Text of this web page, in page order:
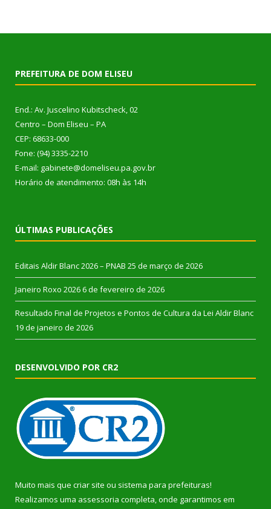
PREFEITURA DE DOM ELISEU
End.: Av. Juscelino Kubitscheck, 02
Centro – Dom Eliseu – PA
CEP: 68633-000
Fone: (94) 3335-2210
E-mail: gabinete@domeliseu.pa.gov.br
Horário de atendimento: 08h às 14h
ÚLTIMAS PUBLICAÇÕES
Editais Aldir Blanc 2026 – PNAB 25 de março de 2026
Janeiro Roxo 2026 6 de fevereiro de 2026
Resultado Final de Projetos e Pontos de Cultura da Lei Aldir Blanc
19 de janeiro de 2026
DESENVOLVIDO POR CR2
Muito mais que criar site ou sistema para prefeituras!
Realizamos uma assessoria completa, onde garantimos em